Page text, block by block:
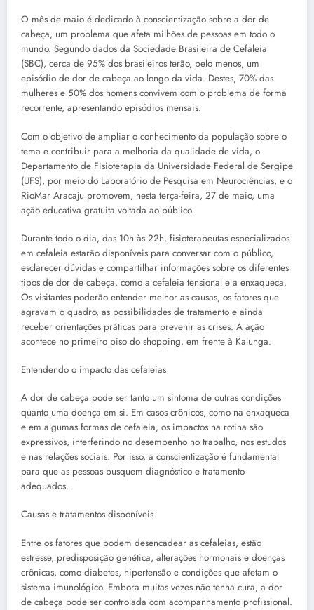
O mês de maio é dedicado à conscientização sobre a dor de
cabeça, um problema que afeta milhões de pessoas em todo o
mundo. Segundo dados da Sociedade Brasileira de Cefaleia
(SBC), cerca de 95% dos brasileiros terão, pelo menos, um
episódio de dor de cabeça ao longo da vida. Destes, 70% das
mulheres e 50% dos homens convivem com o problema de forma
recorrente, apresentando episódios mensais.
Com o objetivo de ampliar o conhecimento da população sobre o
tema e contribuir para a melhoria da qualidade de vida, o
Departamento de Fisioterapia da Universidade Federal de Sergipe
(UFS), por meio do Laboratório de Pesquisa em Neurociências, e o
RioMar Aracaju promovem, nesta terça-feira, 27 de maio, uma
ação educativa gratuita voltada ao público.
Durante todo o dia, das 10h às 22h, fisioterapeutas especializados
em cefaleia estarão disponíveis para conversar com o público,
esclarecer dúvidas e compartilhar informações sobre os diferentes
tipos de dor de cabeça, como a cefaleia tensional e a enxaqueca.
Os visitantes poderão entender melhor as causas, os fatores que
agravam o quadro, as possibilidades de tratamento e ainda
receber orientações práticas para prevenir as crises. A ação
acontece no primeiro piso do shopping, em frente à Kalunga.
Entendendo o impacto das cefaleias
A dor de cabeça pode ser tanto um sintoma de outras condições
quanto uma doença em si. Em casos crônicos, como na enxaqueca
e em algumas formas de cefaleia, os impactos na rotina são
expressivos, interferindo no desempenho no trabalho, nos estudos
e nas relações sociais. Por isso, a conscientização é fundamental
para que as pessoas busquem diagnóstico e tratamento
adequados.
Causas e tratamentos disponíveis
Entre os fatores que podem desencadear as cefaleias, estão
estresse, predisposição genética, alterações hormonais e doenças
crônicas, como diabetes, hipertensão e condições que afetam o
sistema imunológico. Embora muitas vezes não tenha cura, a dor
de cabeça pode ser controlada com acompanhamento profissional.